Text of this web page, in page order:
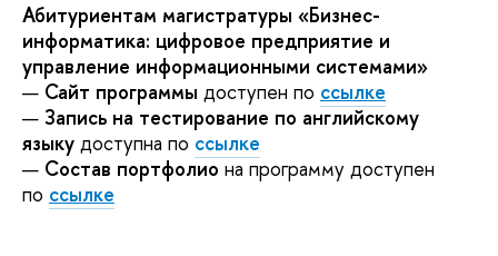
Абитуриентам магистратуры «Бизнес-
информатика: цифровое предприятие и
управление информационными системами»
— Сайт программы доступен по ссылке
— Запись на тестирование по английскому
языку доступна по ссылке
— Состав портфолио на программу доступен
по ссылке